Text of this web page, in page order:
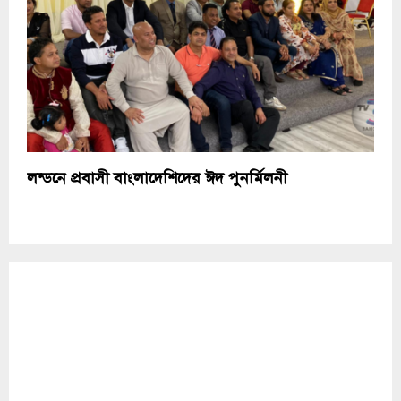
লন্ডনে প্রবাসী বাংলাদেশিদের ঈদ পুনর্মিলনী